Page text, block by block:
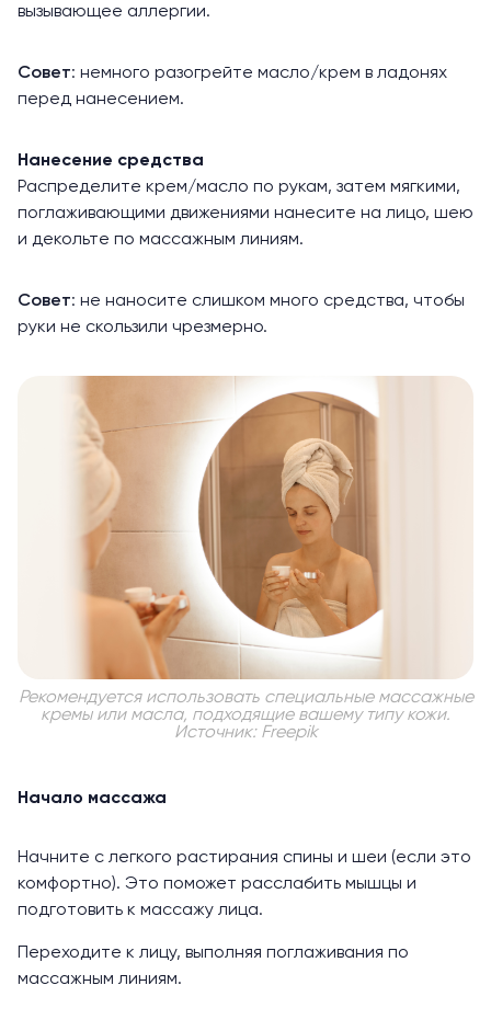
вызывающее аллергии.
Совет: немного разогрейте масло/крем в ладонях
перед нанесением.
Нанесение средства
Распределите крем/масло по рукам, затем мягкими,
поглаживающими движениями нанесите на лицо, шею
и декольте по массажным линиям.
Совет: не наносите слишком много средства, чтобы
руки не скользили чрезмерно.
Рекомендуется использовать специальные массажные
кремы или масла, подходящие вашему типу кожи.
Источник: Freepik
Начало массажа
Начните с легкого растирания спины и шеи (если это
комфортно). Это поможет расслабить мышцы и
подготовить к массажу лица.
Переходите к лицу, выполняя поглаживания по
массажным линиям.